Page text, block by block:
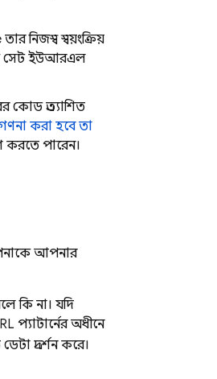
নিজস্ব স্বয়ংক্রিয়
সেট ইউআরএল
কোড প্রত্যাশিত
করা হবে তা
পারেন।
আপনার
কি না। যদি
প্যাটার্নের অধীনে
প্রদর্শন করে।